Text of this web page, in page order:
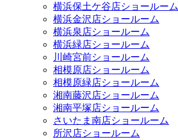
横浜保土ケ谷店ショールーム
横浜金沢店ショールーム
横浜泉店ショールーム
横浜緑店ショールーム
川崎宮前ショールーム
相模原店ショールーム
相模原緑店ショールーム
湘南藤沢店ショールーム
湘南平塚店ショールーム
さいたま南店ショールーム
所沢店ショールーム